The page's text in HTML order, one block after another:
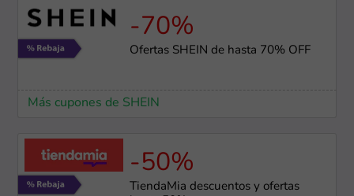
-70%
Ofertas SHEIN de hasta 70% OFF
Más cupones de SHEIN
-50%
TiendaMia descuentos y ofertas